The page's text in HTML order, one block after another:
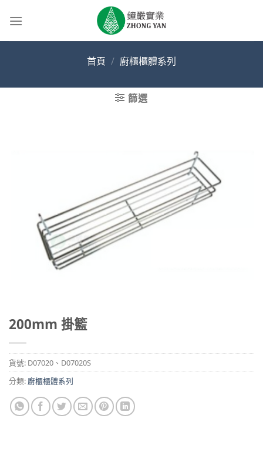
首頁 / 廚櫃櫃體系列
篩選
200mm 掛籃
貨號: D07020、D07020S
分類: 廚櫃櫃體系列